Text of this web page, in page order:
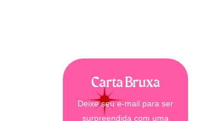
Carta Bruxa
Deixe seu e-mail para ser
surpreendida com uma